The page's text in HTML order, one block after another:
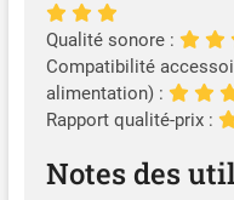
Qualité sonore :
Compatibilité
alimentation) :
Rapport qualité-prix :
Notes des